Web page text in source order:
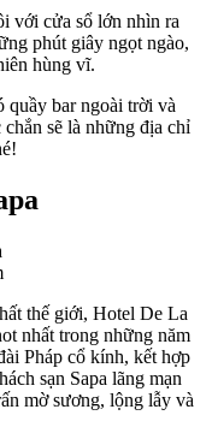
với cửa sổ lớn nhìn ra
phút giây ngọt ngào,
hùng vĩ.
quầy bar ngoài trời và
sẽ là những địa chỉ
thế giới, Hotel De La
nhất trong những năm
Pháp cổ kính, kết hợp
sạn Sapa lãng mạn
mờ sương, lộng lẫy và